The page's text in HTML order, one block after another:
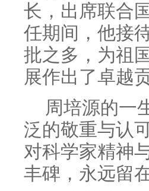
长，出席联合
任期间，他接
批之多，为祖
展作出了卓越
周培源的一
泛的敬重与认
对科学家精神
丰碑，永远留